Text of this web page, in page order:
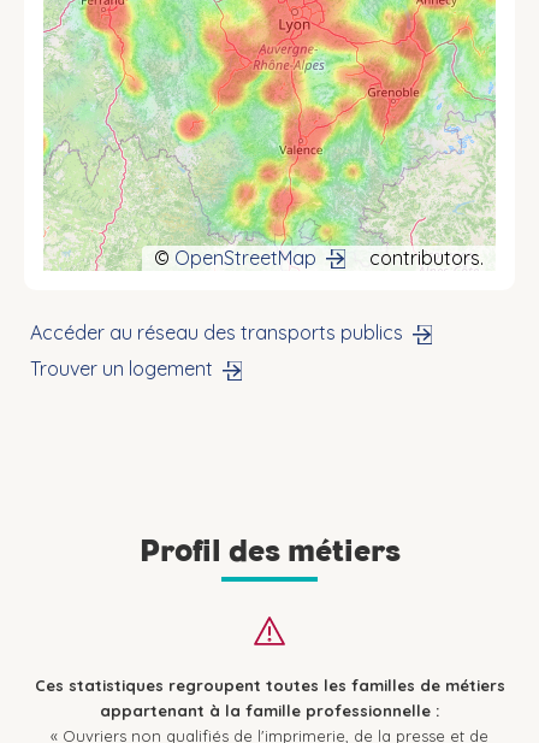
© OpenStreetMap contributors.
Accéder au réseau des transports publics
Trouver un logement
Profil des métiers
Ces statistiques regroupent toutes les familles de métiers
appartenant à la famille professionnelle :
« Ouvriers non qualifiés de l'imprimerie, de la presse et de